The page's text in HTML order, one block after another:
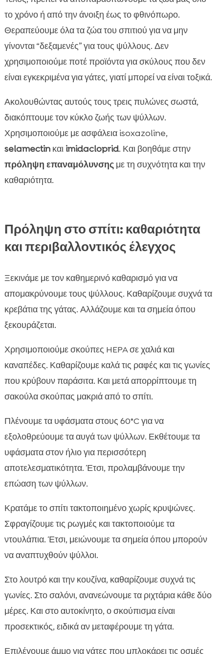
το χρόνο ή από την άνοιξη έως το φθινόπωρο.
Θεραπεύουμε όλα τα ζώα του σπιτιού για να μην
γίνονται “δεξαμενές” για τους ψύλλους. Δεν
χρησιμοποιούμε ποτέ προϊόντα για σκύλους που δεν
είναι εγκεκριμένα για γάτες, γιατί μπορεί να είναι τοξικά.
Ακολουθώντας αυτούς τους τρεις πυλώνες σωστά,
διακόπτουμε τον κύκλο ζωής των ψύλλων.
Χρησιμοποιούμε με ασφάλεια isoxazoline,
selamectinκαι imidacloprid. Και βοηθάμε στην
πρόληψη επαναμόλυνσηςμε τη συχνότητα και την
καθαριότητα.
Πρόληψη στο σπίτι: καθαριότητα
και περιβαλλοντικός έλεγχος
Ξεκινάμε με τον καθημερινό καθαρισμό για να
απομακρύνουμε τους ψύλλους. Καθαρίζουμε συχνά τα
κρεβάτια της γάτας. Αλλάζουμε και τα σημεία όπου
ξεκουράζεται.
Χρησιμοποιούμε σκούπες HEPA σε χαλιά και
καναπέδες. Καθαρίζουμε καλά τις ραφές και τις γωνίες
που κρύβουν παράσιτα. Και μετά απορρίπτουμε τη
σακούλα σκούπας μακριά από το σπίτι.
Πλένουμε τα υφάσματα στους 60°C για να
εξολοθρεύουμε τα αυγά των ψύλλων. Εκθέτουμε τα
υφάσματα στον ήλιο για περισσότερη
αποτελεσματικότητα. Έτσι, προλαμβάνουμε την
επώαση των ψύλλων.
Κρατάμε το σπίτι τακτοποιημένο χωρίς κρυψώνες.
Σφραγίζουμε τις ρωγμές και τακτοποιούμε τα
ντουλάπια. Έτσι, μειώνουμε τα σημεία όπου μπορούν
να αναπτυχθούν ψύλλοι.
Στο λουτρό και την κουζίνα, καθαρίζουμε συχνά τις
γωνίες. Στο σαλόνι, ανανεώνουμε τα ριχτάρια κάθε δύο
μέρες. Και στο αυτοκίνητο, ο σκούπισμα είναι
προσεκτικός, ειδικά αν μεταφέρουμε τη γάτα.
Επιλέγουμε άμμο για γάτες που μπλοκάρει τις οσμές